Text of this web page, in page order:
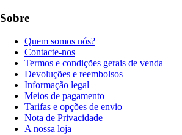
Sobre
Quem somos nós?
Contacte-nos
Termos e condições gerais de venda
Devoluções e reembolsos
Informação legal
Meios de pagamento
Tarifas e opções de envio
Nota de Privacidade
A nossa loja